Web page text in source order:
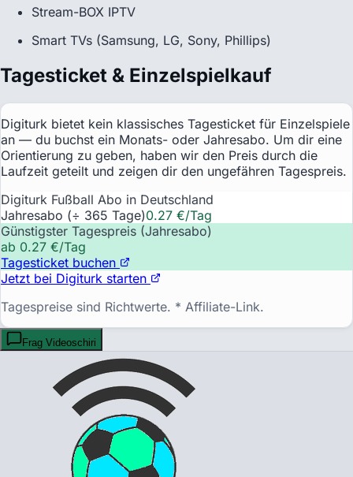
Stream-BOX IPTV
Smart TVs (Samsung, LG, Sony, Phillips)
Tagesticket & Einzelspielkauf
Digiturk bietet kein klassisches Tagesticket für Einzelspiele
an — du buchst ein Monats- oder Jahresabo. Um dir eine
Orientierung zu geben, haben wir den Preis durch die
Laufzeit geteilt und zeigen dir den ungefähren Tagespreis.
Digiturk Fußball Abo in Deutschland
Jahresabo (÷ 365 Tage)0.27 €/Tag
Günstigster Tagespreis (Jahresabo)
ab 0.27 €/Tag
Tagesticket buchen
Jetzt bei Digiturk starten
Tagespreise sind Richtwerte. * Affiliate-Link.
Frag Videoschiri